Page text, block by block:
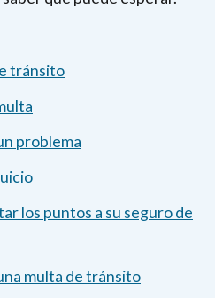
tránsito
problema
los puntos a su seguro de
multa de tránsito